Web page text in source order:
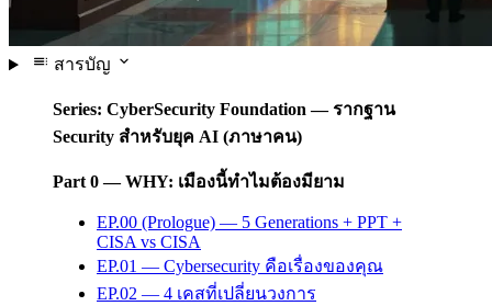
สารบัญ
Series: CyberSecurity Foundation — รากฐาน
Security สำหรับยุค AI (ภาษาคน)
Part 0 — WHY: เมืองนี้ทำไมต้องมียาม
EP.00 (Prologue) — 5 Generations + PPT +
CISA vs CISA
EP.01 — Cybersecurity คือเรื่องของคุณ
EP.02 — 4 เคสที่เปลี่ยนวงการ